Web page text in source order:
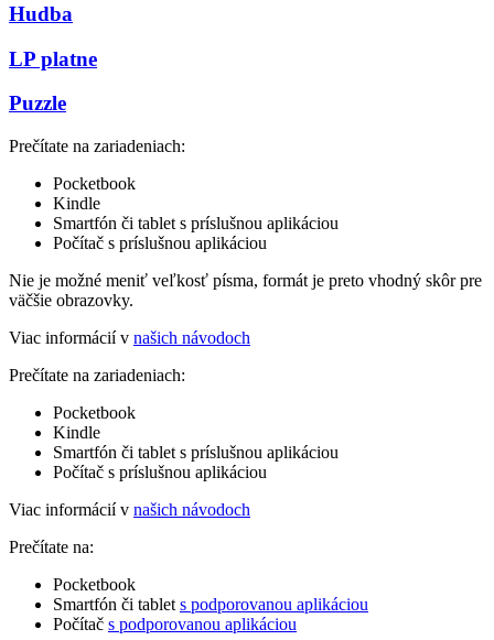
Hudba
LP platne
Puzzle
Prečítate na zariadeniach:
Pocketbook
Kindle
Smartfón či tablet s príslušnou aplikáciou
Počítač s príslušnou aplikáciou
Nie je možné meniť veľkosť písma, formát je preto vhodný skôr pre
väčšie obrazovky.
Viac informácií v našich návodoch
Prečítate na zariadeniach:
Pocketbook
Kindle
Smartfón či tablet s príslušnou aplikáciou
Počítač s príslušnou aplikáciou
Viac informácií v našich návodoch
Prečítate na:
Pocketbook
Smartfón či tablet s podporovanou aplikáciou
Počítač s podporovanou aplikáciou